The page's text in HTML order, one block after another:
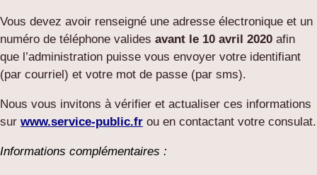
Vous devez avoir renseigné une adresse électronique et un
numéro de téléphone valides avant le 10 avril 2020 afin
que l’administration puisse vous envoyer votre identifiant
(par courriel) et votre mot de passe (par sms).
Nous vous invitons à vérifier et actualiser ces informations
sur www.service-public.fr ou en contactant votre consulat.
Informations complémentaires :